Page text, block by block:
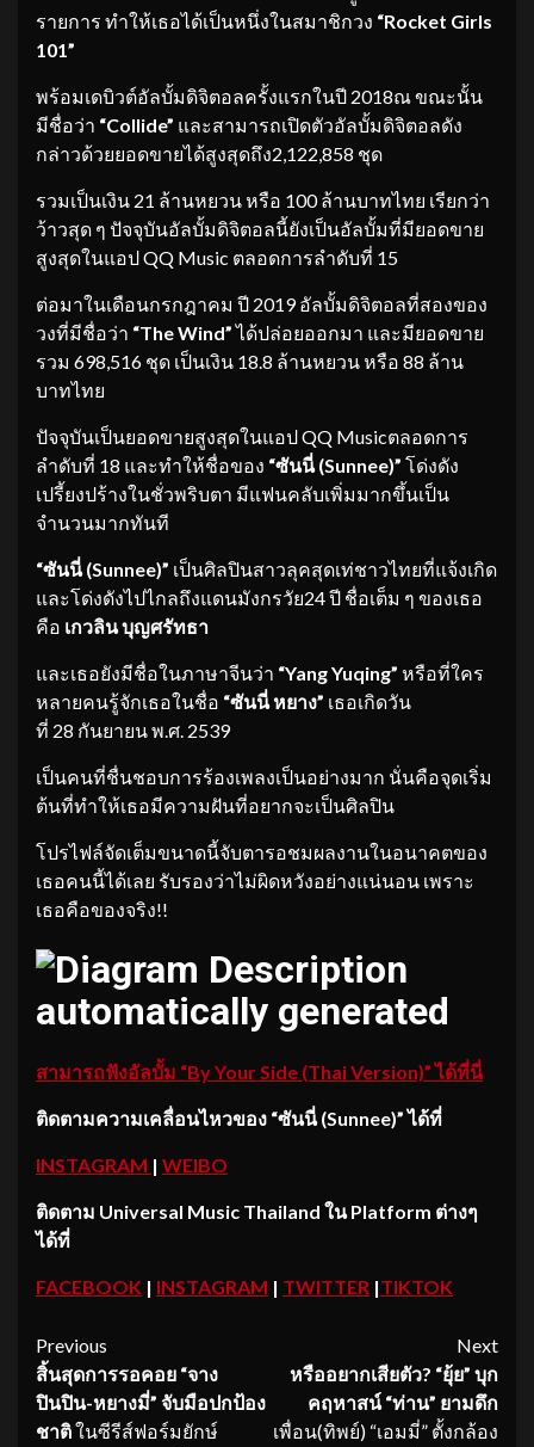
รายการ ทำให้เธอได้เป็นหนึ่งในสมาชิกวง “Rocket Girls
101”
พร้อมเดบิวต์อัลบั้มดิจิตอลครั้งแรกในปี 2018ณ ขณะนั้น
มีชื่อว่า “Collide” และสามารถเปิดตัวอัลบั้มดิจิตอลดัง
กล่าวด้วยยอดขายได้สูงสุดถึง2,122,858 ชุด
รวมเป็นเงิน 21 ล้านหยวน หรือ 100 ล้านบาทไทย เรียกว่า
ว้าวสุด ๆ ปัจจุบันอัลบั้มดิจิตอลนี้ยังเป็นอัลบั้มที่มียอดขาย
สูงสุดในแอป QQ Music ตลอดการลำดับที่ 15
ต่อมาในเดือนกรกฎาคม ปี 2019 อัลบั้มดิจิตอลที่สองของ
วงที่มีชื่อว่า “The Wind”ได้ปล่อยออกมา และมียอดขาย
รวม 698,516 ชุด เป็นเงิน 18.8 ล้านหยวน หรือ 88 ล้าน
บาทไทย
ปัจจุบันเป็นยอดขายสูงสุดในแอป QQ Musicตลอดการ
ลำดับที่ 18 และทำให้ชื่อของ “ซันนี่ (Sunnee)” โด่งดัง
เปรี้ยงปร้างในชั่วพริบตา มีแฟนคลับเพิ่มมากขึ้นเป็น
จำนวนมากทันที
“ซันนี่ (Sunnee)” เป็นศิลปินสาวลุคสุดเท่ชาวไทยที่แจ้งเกิด
และโด่งดังไปไกลถึงแดนมังกรวัย24 ปี ชื่อเต็ม ๆ ของเธอ
คือ เกวลิน บุญศรัทธา
และเธอยังมีชื่อในภาษาจีนว่า “Yang Yuqing” หรือที่ใคร
หลายคนรู้จักเธอในชื่อ “ซันนี่ หยาง” เธอเกิดวัน
ที่ 28 กันยายน พ.ศ. 2539
เป็นคนที่ชื่นชอบการร้องเพลงเป็นอย่างมาก นั่นคือจุดเริ่ม
ต้นที่ทำให้เธอมีความฝันที่อยากจะเป็นศิลปิน
โปรไฟล์จัดเต็มขนาดนี้จับตารอชมผลงานในอนาคตของ
เธอคนนี้ได้เลย รับรองว่าไม่ผิดหวังอย่างแน่นอน เพราะ
เธอคือของจริง!!
สามารถฟังอัลบั้ม “By Your Side (Thai Version)” ได้ที่นี่
ติดตามความเคลื่อนไหวของ “ซันนี่ (Sunnee)” ได้ที่
INSTAGRAM | WEIBO
ติดตาม Universal Music Thailand ใน Platform ต่างๆ
ได้ที่
FACEBOOK | INSTAGRAM | TWITTER |TIKTOK
Continue
Reading
Previous
สิ้นสุดการรอคอย “จาง
ปินปิน-หยางมี่” จับมือปกป้อง
ชาติในซีรีส์ฟอร์มยักษ์
Next
หรืออยากเสียตัว? “ยุ้ย” บุก
คฤหาสน์“ท่าน” ยามดึก
เพื่อน(ทิพย์) “เอมมี่” ตั้งกล้อง